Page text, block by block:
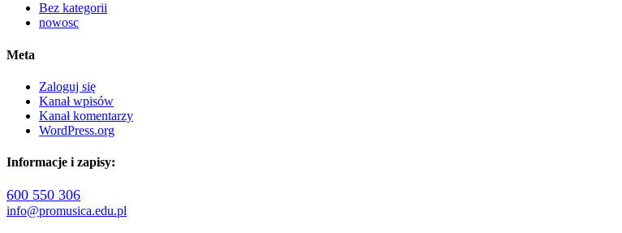
Bez kategorii
nowosc
Meta
Zaloguj się
Kanał wpisów
Kanał komentarzy
WordPress.org
Informacje i zapisy:
600 550 306
info@promusica.edu.pl